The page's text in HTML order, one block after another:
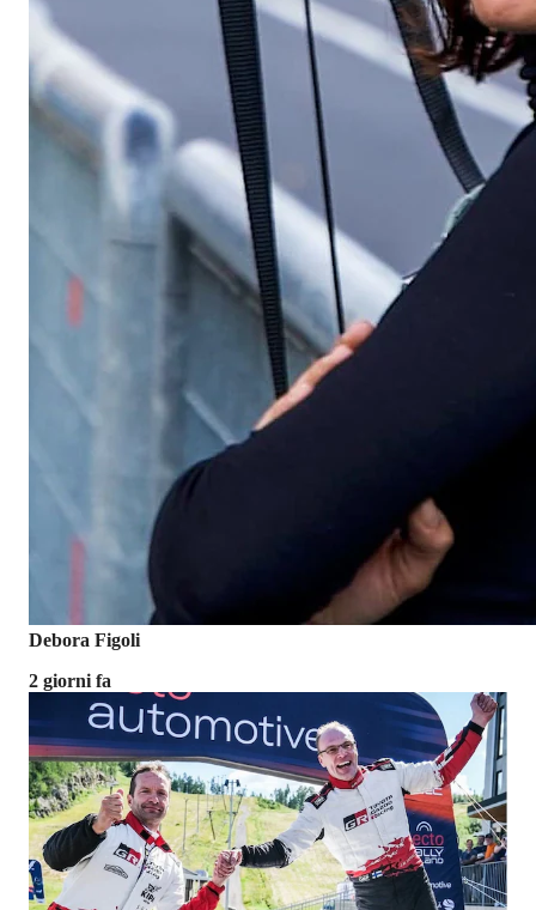
Debora Figoli
2 giorni fa